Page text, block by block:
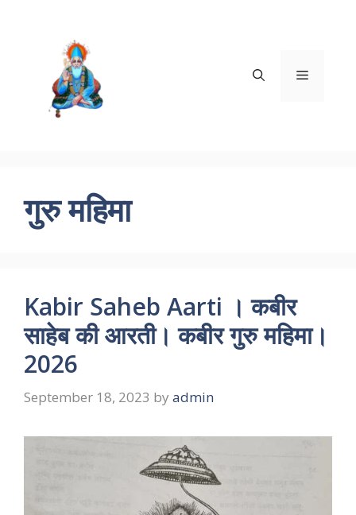
Menu
गुरु महिमा
Kabir Saheb Aarti । कबीर
साहेब की आरती। कबीर गुरु महिमा।
2026
September 18, 2023 by admin